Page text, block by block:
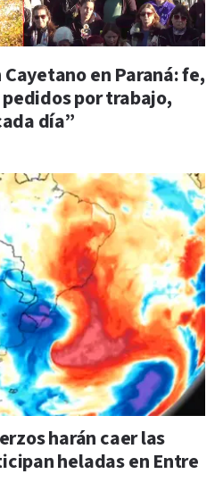
en Paraná: fe,
por trabajo,
día”
harán caer las
heladas en Entre